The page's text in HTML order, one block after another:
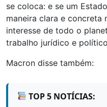
se coloca: e se um
maneira clara e concreta
interesse de todo o
trabalho jurídico e
Macron disse também:
TOP 5 NOTÍCIAS: